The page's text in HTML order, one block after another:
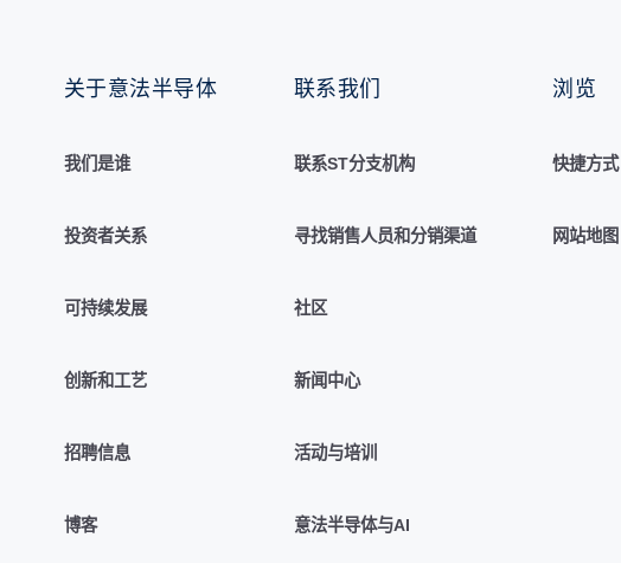
关于意法半导体
我们是谁
投资者关系
可持续发展
创新和工艺
招聘信息
博客
联系我们
联系ST分支机构
寻找销售人员和分销渠道
社区
新闻中心
活动与培训
意法半导体与AI
浏览
快捷方式
网站地图